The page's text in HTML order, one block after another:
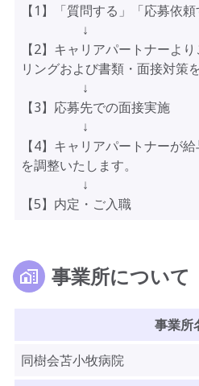
【1】「質問する」「応募依
↓
【2】キャリアパートナーよ
リングおよび書類・面接対策
↓
【3】応募先での面接実施
↓
【4】キャリアパートナーが
を調整いたします。
↓
【5】内定・ご入職
事業所について
事業所
同樹会苫小牧病院